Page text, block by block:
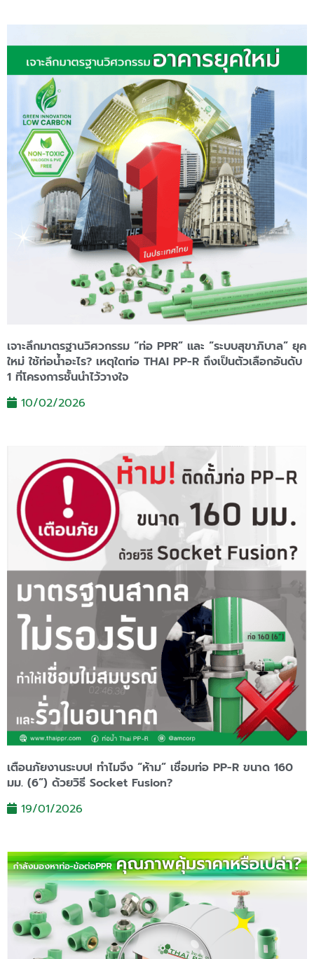
เจาะลึกมาตรฐานวิศวกรรม “ท่อ PPR” และ “ระบบสุขาภิบาล” ยุค
ใหม่ ใช้ท่อน้ำอะไร? เหตุใดท่อ THAI PP-R ถึงเป็นตัวเลือกอันดับ
1 ที่โครงการชั้นนำไว้วางใจ
10/02/2026
เตือนภัยงานระบบ! ทำไมจึง “ห้าม” เชื่อมท่อ PP-R ขนาด 160
มม. (6”) ด้วยวิธี Socket Fusion?
19/01/2026